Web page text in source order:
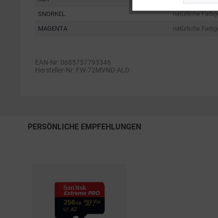
SNORKEL
natürliche
MAGENTA
natürliche
EAN-Nr: 0685757793346
Hersteller-Nr: FW-72MVND-ALD
PERSÖNLICHE EMPFEHLUNGEN
Service